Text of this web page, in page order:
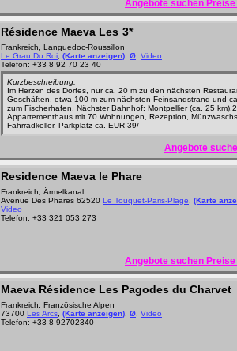
Angebote suchen
Résidence Maeva Les 3*
Frankreich, Languedoc-Roussillon
Le Grau Du Roi (Karte anzeigen) Ø Video
Telefon: +33 8 92 70 23 40
Kurzbeschreibung:
Im Herzen des Dorfes, nur ca. 20 m zu den nächsten
Geschäften, etwa 100 m zum nächsten Feinsandstrand und
zum Fischerhafen. Nächster Bahnhof: Montpellier (ca. 25
Appartementhaus mit 70 Wohnungen, Rezeption,
Fahrradkeller. Parkplatz ca. EUR 39/
Angebote
Residence Maeva le Phare
Frankreich, Ärmelkanal
Avenue Des Phares 62520 Le Touquet-Paris-Plage
(Karte
Video
Telefon: +33 321 053 273
Angebote suchen
Maeva Résidence Les Pagodes du Charvet
Frankreich, Französische Alpen
73700 Les Arcs (Karte anzeigen) Ø Video
Telefon: +33 8 92702340